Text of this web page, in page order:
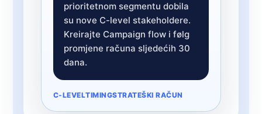
prioritetnom segmentu dobila
su nove C-level stakeholdere.
Kreirajte Campaign flow i følg
promjene računa sljedećih 30
dana.
C-LEVELTIMINGSTRATEŠKI RAČUN